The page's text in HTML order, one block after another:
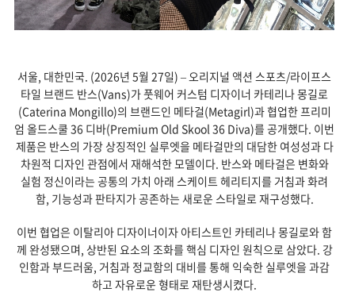
서울, 대한민국. (2026년 5월 27일) – 오리지널 액션 스포츠/라이프스
타일 브랜드 반스(Vans)가 풋웨어 커스텀 디자이너 카테리나 몽길로
(Caterina Mongillo)의 브랜드인 메타걸(Metagirl)과 협업한 프리미
엄 올드스쿨 36 디바(Premium Old Skool 36 Diva)를 공개했다. 이번
제품은 반스의 가장 상징적인 실루엣을 메타걸만의 대담한 여성성과 다
차원적 디자인 관점에서 재해석한 모델이다. 반스와 메타걸은 변화와
실험 정신이라는 공통의 가치 아래 스케이트 헤리티지를 거침과 화려
함, 기능성과 판타지가 공존하는 새로운 스타일로 재구성했다.
이번 협업은 이탈리아 디자이너이자 아티스트인 카테리나 몽길로와 함
께 완성됐으며, 상반된 요소의 조화를 핵심 디자인 원칙으로 삼았다. 강
인함과 부드러움, 거침과 정교함의 대비를 통해 익숙한 실루엣을 과감
하고 자유로운 형태로 재탄생시켰다.